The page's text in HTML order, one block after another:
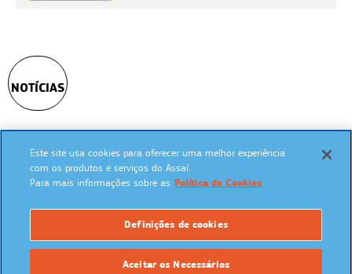
NOTÍCIAS
SIGA NAS REDES SOCIAIS:
Este site usa cookies para oferecer uma melhor experiência
com os produtos e serviços do Assaí.
Para mais informações sobre as Política de Cookies
Definições de cookies
Aceitar os Necessários